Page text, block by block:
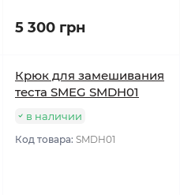
5 300 грн
Крюк для замешивания
теста SMEG SMDH01
в наличии
Код товара: SMDH01